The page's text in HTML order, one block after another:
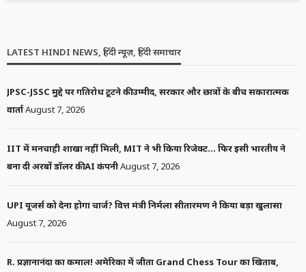
LATEST HINDI NEWS, हिंदी न्यूज़, हिंदी समाचार
JPSC-JSSC मुद्दे पर गतिरोध टूटने की उम्मीद, सरकार और छात्रों के बीच सकारात्मक
वार्ताAugust 7, 2026
IIT में मनचाही शाखा नहीं मिली, MIT ने भी किया रिजेक्ट… फिर इसी भारतीय ने
बना दी अरबों डॉलर की AI कंपनीAugust 7, 2026
UPI यूजर्स को देना होगा चार्ज? वित्त मंत्री निर्मला सीतारमण ने किया बड़ा खुलासा
August 7, 2026
R. प्रज्ञानानंदा का कमाल! अमेरिका में जीता Grand Chess Tour का खिताब,